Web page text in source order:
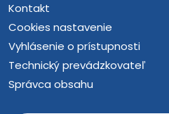
Kontakt
Cookies nastavenie
Vyhlásenie o prístupnosti
Technický prevádzkovateľ
Správca obsahu